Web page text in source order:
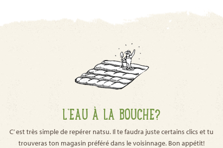
L’EAU À LA BOUCHE?
C’ est très simple de repérer natsu. Il te faudra juste certains clics et tu
trouveras ton magasin préféré dans le voisinnage. Bon appétit!